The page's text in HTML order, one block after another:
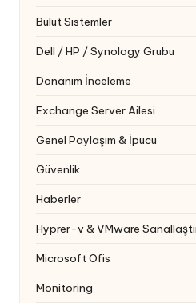
Bulut Sistemler
Dell / HP / Synology Grubu
Donanım İnceleme
Exchange Server Ailesi
Genel Paylaşım & İpucu
Güvenlik
Haberler
Hyprer-v & VMware
Microsoft Ofis
Monitoring